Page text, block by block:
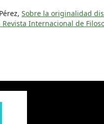
Sobre la originalidad
Revista Internacional de